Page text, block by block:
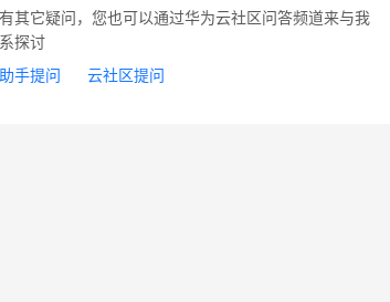
其它疑问，您也可以通过华为云社区问答频道来与我
探讨
手提问
云社区提问